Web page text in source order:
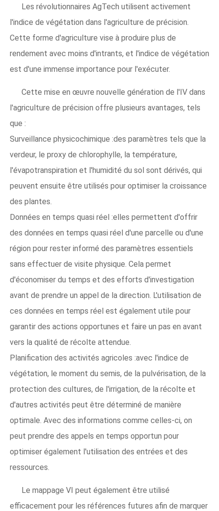
Les révolutionnaires AgTech utilisent activement
l'indice de végétation dans l'agriculture de précision.
Cette forme d'agriculture vise à produire plus de
rendement avec moins d'intrants, et l'indice de végétation
est d'une immense importance pour l'exécuter.
Cette mise en œuvre nouvelle génération de l'IV dans
l'agriculture de précision offre plusieurs avantages, tels
que :
Surveillance physicochimique :des paramètres tels que la
verdeur, le proxy de chlorophylle, la température,
l'évapotranspiration et l'humidité du sol sont dérivés, qui
peuvent ensuite être utilisés pour optimiser la croissance
des plantes.
Données en temps quasi réel :elles permettent d'offrir
des données en temps quasi réel d'une parcelle ou d'une
région pour rester informé des paramètres essentiels
sans effectuer de visite physique. Cela permet
d'économiser du temps et des efforts d'investigation
avant de prendre un appel de la direction. L'utilisation de
ces données en temps réel est également utile pour
garantir des actions opportunes et faire un pas en avant
vers la qualité de récolte attendue.
Planification des activités agricoles :avec l'indice de
végétation, le moment du semis, de la pulvérisation, de la
protection des cultures, de l'irrigation, de la récolte et
d'autres activités peut être déterminé de manière
optimale. Avec des informations comme celles-ci, on
peut prendre des appels en temps opportun pour
optimiser également l'utilisation des entrées et des
ressources.
Le mappage VI peut également être utilisé
efficacement pour les références futures afin de marquer